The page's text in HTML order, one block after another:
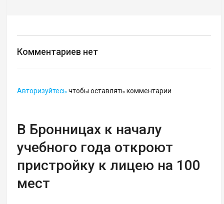
Комментариев нет
Авторизуйтесь чтобы оставлять комментарии
В Бронницах к началу
учебного года откроют
пристройку к лицею на 100
мест